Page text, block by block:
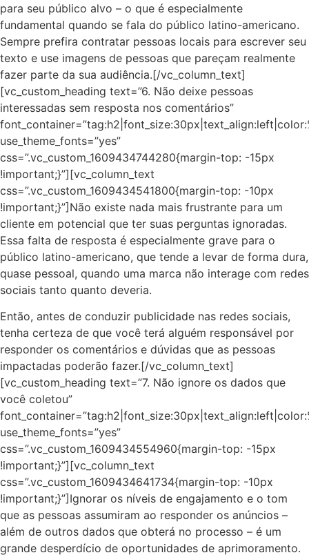
para seu público alvo – o que é especialmente
fundamental quando se fala do público latino-americano.
Sempre prefira contratar pessoas locais para escrever seu
texto e use imagens de pessoas que pareçam realmente
fazer parte da sua audiência.[/vc_column_text]
[vc_custom_heading text=”6. Não deixe pessoas
interessadas sem resposta nos comentários”
use_theme_fonts=”yes”
css=”.vc_custom_1609434744280{margin-top: -15px
!important;}”][vc_column_text
css=”.vc_custom_1609434541800{margin-top: -10px
!important;}”]Não existe nada mais frustrante para um
cliente em potencial que ter suas perguntas ignoradas.
Essa falta de resposta é especialmente grave para o
público latino-americano, que tende a levar de forma dura,
quase pessoal, quando uma marca não interage com redes
sociais tanto quanto deveria.
Então, antes de conduzir publicidade nas redes sociais,
tenha certeza de que você terá alguém responsável por
responder os comentários e dúvidas que as pessoas
impactadas poderão fazer.[/vc_column_text]
[vc_custom_heading text=”7. Não ignore os dados que
você coletou”
use_theme_fonts=”yes”
css=”.vc_custom_1609434554960{margin-top: -15px
!important;}”][vc_column_text
css=”.vc_custom_1609434641734{margin-top: -10px
!important;}”]Ignorar os níveis de engajamento e o tom
que as pessoas assumiram ao responder os anúncios –
além de outros dados que obterá no processo – é um
grande desperdício de oportunidades de aprimoramento.